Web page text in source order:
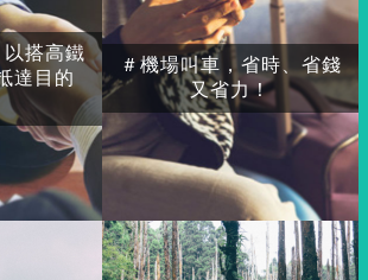
搭高鐵
達目的
＃機場叫車，省時、省錢
又省力！